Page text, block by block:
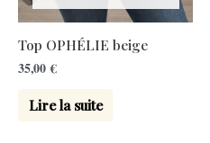
Top OPHÉLIE beige
35,00€
Lire la suite